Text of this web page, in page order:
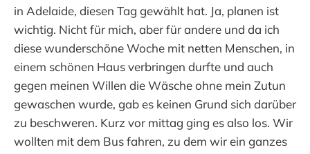
in Adelaide, diesen Tag gewählt hat. Ja, planen ist
wichtig. Nicht für mich, aber für andere und da ich
diese wunderschöne Woche mit netten Menschen, in
einem schönen Haus verbringen durfte und auch
gegen meinen Willen die Wäsche ohne mein Zutun
gewaschen wurde, gab es keinen Grund sich darüber
zu beschweren. Kurz vor mittag ging es also los. Wir
wollten mit dem Bus fahren, zu dem wir ein ganzes